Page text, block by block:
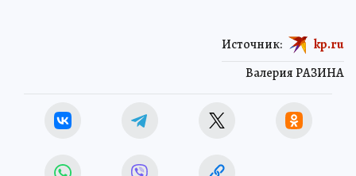
Валерия РАЗИНА
Источник: kp.ru